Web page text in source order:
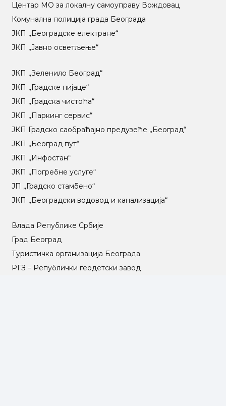
Центар МO за локалну самоуправу Вождовац
Комунална полиција града Београда
ЈКП „Београдске електране“
ЈКП „Јавно осветљење“
ЈКП „Зеленило Београд“
ЈКП „Градске пијаце“
ЈКП „Градска чистоћа“
ЈКП „Паркинг сервис“
ЈКП Градско саобраћајно предузеће „Београд“
ЈКП „Београд пут“
ЈКП „Инфостан“
ЈКП „Погребне услуге“
ЈП „Градско стамбено“
ЈКП „Београдски водовод и канализација“
Влада Републике Србије
Град Београд
Туристичка организација Београда
РГЗ – Републички геодетски завод